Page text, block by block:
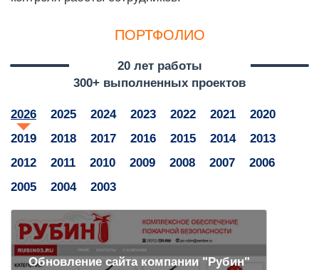
ПОРТФОЛИО
20 лет работы
300+ выполненных проектов
2026 2025 2024 2023 2022 2021
2020
2019
2018 2017 2016 2015 2014
2013
2012
2011 2010 2009 2008 2007
2006
2005
2004 2003
Обновление сайта компании "Рубин"